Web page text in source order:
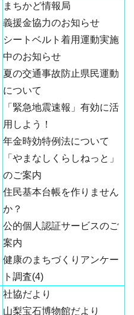
まちかど情報局
義援金協力のお知らせ
シートベルト着用運動実施
中のお知らせ
夏の交通事故防止県民運動
について
「緊急地震速報」有効に活
用しよう！
年金時効特例法について
「やまなしくらしねっと」
のご案内
住民基本台帳を作りません
か？
公的個人認証サービスのご
案内
健康のまちづくりアンケー
ト調査(4)
社協だより
山梨宝石博物館だより